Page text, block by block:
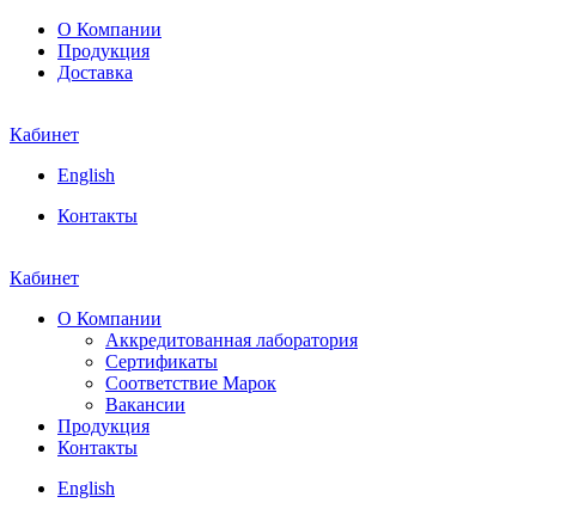
О Компании
Продукция
Доставка
Кабинет
English
Контакты
Кабинет
О Компании
Аккредитованная лаборатория
Сертификаты
Соответствие Марок
Вакансии
Продукция
Контакты
English